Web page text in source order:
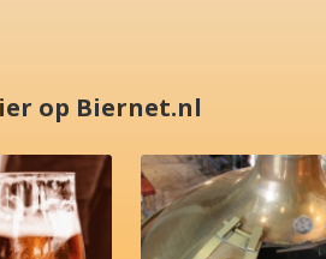
op Biernet.nl